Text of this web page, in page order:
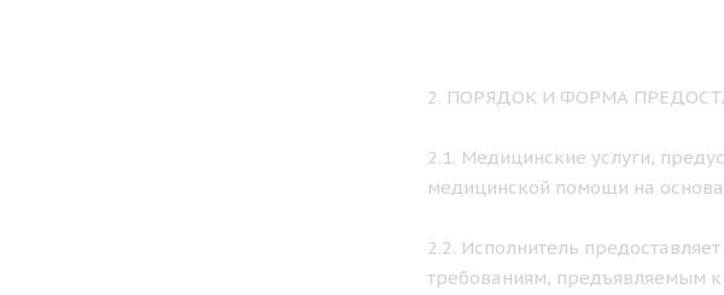
2. ПОРЯДОК И ФОРМА
2.1. Медицинские услуги,
медицинской помощи на
2.2. Исполнитель
требованиям, предъявляемым